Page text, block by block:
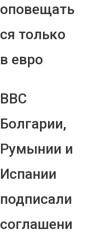
оповещать
ся только
в евро
ВВС
Болгарии,
Румынии и
Испании
подписали
соглашени